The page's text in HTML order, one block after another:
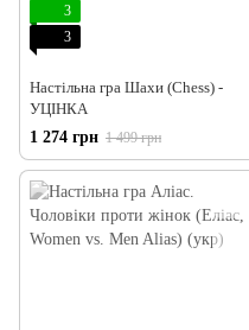
3
3
Настільна гра Шахи (Chess) -
УЦІНКА
1 274 грн 1 499 грн